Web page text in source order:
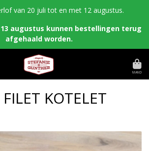
van 20 juli tot en met 12 augustus.
augustus kunnen bestellingen terug
afgehaald worden.
MAND
KOTELET